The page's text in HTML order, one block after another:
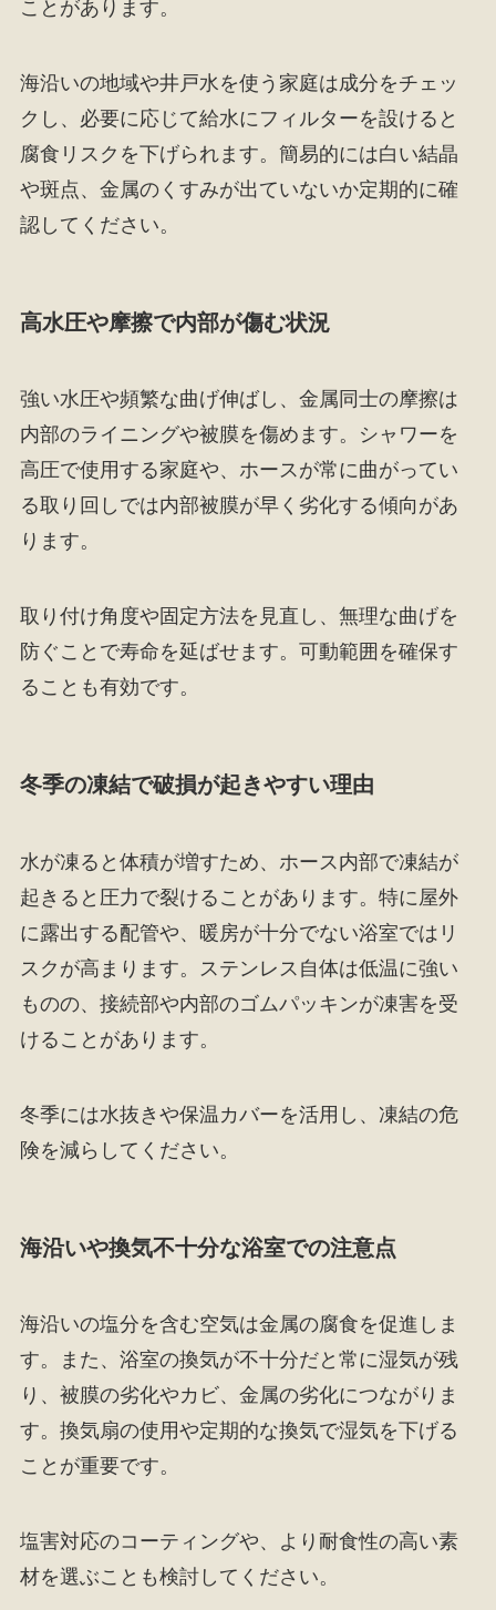
ことがあります。
海沿いの地域や井戸水を使う家庭は成分をチェッ
クし、必要に応じて給水にフィルターを設けると
腐食リスクを下げられます。簡易的には白い結晶
や斑点、金属のくすみが出ていないか定期的に確
認してください。
高水圧や摩擦で内部が傷む状況
強い水圧や頻繁な曲げ伸ばし、金属同士の摩擦は
内部のライニングや被膜を傷めます。シャワーを
高圧で使用する家庭や、ホースが常に曲がってい
る取り回しでは内部被膜が早く劣化する傾向があ
ります。
取り付け角度や固定方法を見直し、無理な曲げを
防ぐことで寿命を延ばせます。可動範囲を確保す
ることも有効です。
冬季の凍結で破損が起きやすい理由
水が凍ると体積が増すため、ホース内部で凍結が
起きると圧力で裂けることがあります。特に屋外
に露出する配管や、暖房が十分でない浴室ではリ
スクが高まります。ステンレス自体は低温に強い
ものの、接続部や内部のゴムパッキンが凍害を受
けることがあります。
冬季には水抜きや保温カバーを活用し、凍結の危
険を減らしてください。
海沿いや換気不十分な浴室での注意点
海沿いの塩分を含む空気は金属の腐食を促進しま
す。また、浴室の換気が不十分だと常に湿気が残
り、被膜の劣化やカビ、金属の劣化につながりま
す。換気扇の使用や定期的な換気で湿気を下げる
ことが重要です。
塩害対応のコーティングや、より耐食性の高い素
材を選ぶことも検討してください。